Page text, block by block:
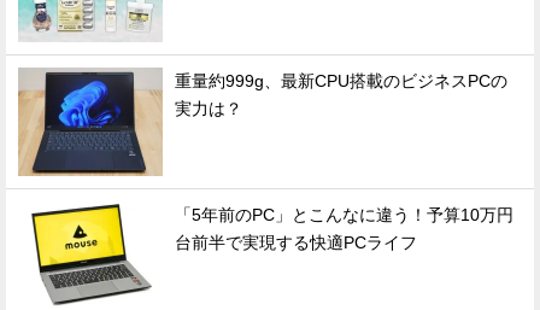
重量約999g、最新CPU搭載のビジネスPCの
実力は？
「5年前のPC」とこんなに違う！予算10万円
台前半で実現する快適PCライフ